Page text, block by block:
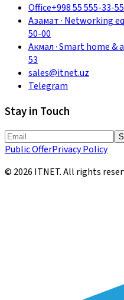
Office+998 55 555-33-55
Азамат· Networking
50-00
Акмал·Smart home &
53
sales@itnet.uz
Telegram
Stay in Touch
Public OfferPrivacy Policy
© 2026 ITNET.All rights